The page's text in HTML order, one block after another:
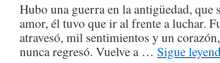
Hubo una guerra en la antigüedad, que
amor, él tuvo que ir al frente a luchar.
atravesó, mil sentimientos y un
nunca regresó. Vuelve a … Sigue